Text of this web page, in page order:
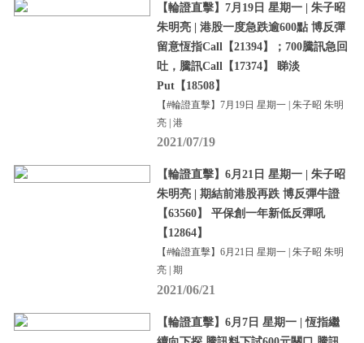
【輪證直擊】7月19日 星期一 | 朱子昭
朱明亮 | 港股一度急跌逾600點 博反彈
留意恆指Call【21394】；700騰訊急回
吐，騰訊Call【17374】 睇淡
Put【18508】
【#輪證直擊】7月19日 星期一 | 朱子昭 朱明
亮 | 港
2021/07/19
【輪證直擊】6月21日 星期一 | 朱子昭
朱明亮 | 期結前港股再跌 博反彈牛證
【63560】 平保創一年新低反彈吼
【12864】
【#輪證直擊】6月21日 星期一 | 朱子昭 朱明
亮 | 期
2021/06/21
【輪證直擊】6月7日 星期一 | 恆指繼